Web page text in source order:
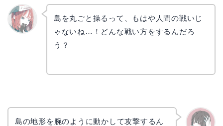
島を丸ごと操るって、もはや人間の戦いじ
ゃないね…！どんな戦い方をするんだろ
う？
島の地形を腕のように動かして攻撃するん